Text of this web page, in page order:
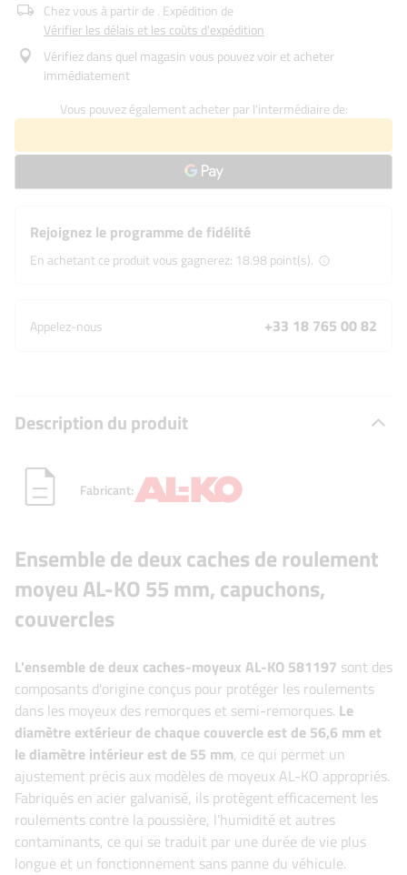
Chez vous à partir de . Expédition de
Vérifier les délais et les coûts d'expédition
Vérifiez dans quel magasin vous pouvez voir et acheter
immédiatement
Vous pouvez également acheter par l'intermédiaire de:
Rejoignez le programme de fidélité
En achetant ce produit vous gagnerez: 18.98 point(s).
Appelez-nous +33 18 765 00 82
Description du produit
Fabricant:
Ensemble de deux caches de roulement
moyeu AL-KO 55 mm, capuchons,
couvercles
L'ensemble de deux caches-moyeux AL-KO 581197 sont des
composants d'origine conçus pour protéger les roulements
dans les moyeux des remorques et semi-remorques. Le
diamètre extérieur de chaque couvercle est de 56,6 mm et
le diamètre intérieur est de 55 mm, ce qui permet un
ajustement précis aux modèles de moyeux AL-KO appropriés.
Fabriqués en acier galvanisé, ils protègent efficacement les
roulements contre la poussière, l'humidité et autres
contaminants, ce qui se traduit par une durée de vie plus
longue et un fonctionnement sans panne du véhicule.